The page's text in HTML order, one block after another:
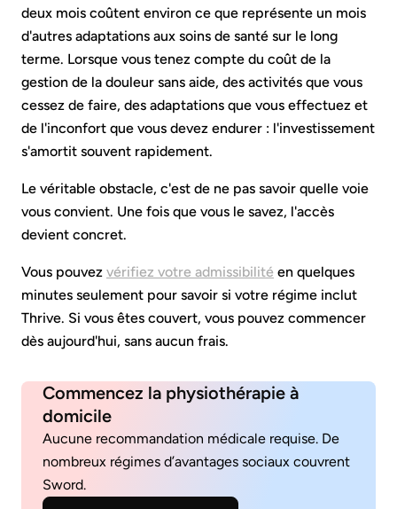
deux mois coûtent environ ce que représente un mois
d'autres adaptations aux soins de santé sur le long
terme. Lorsque vous tenez compte du coût de la
gestion de la douleur sans aide, des activités que vous
cessez de faire, des adaptations que vous effectuez et
de l'inconfort que vous devez endurer : l'investissement
s'amortit souvent rapidement.
Le véritable obstacle, c'est de ne pas savoir quelle voie
vous convient. Une fois que vous le savez, l'accès
devient concret.
Vous pouvez vérifiez votre admissibilité en quelques
minutes seulement pour savoir si votre régime inclut
Thrive. Si vous êtes couvert, vous pouvez commencer
dès aujourd'hui, sans aucun frais.
Commencez la physiothérapie à
domicile
Aucune recommandation médicale requise. De
nombreux régimes d’avantages sociaux couvrent
Sword.